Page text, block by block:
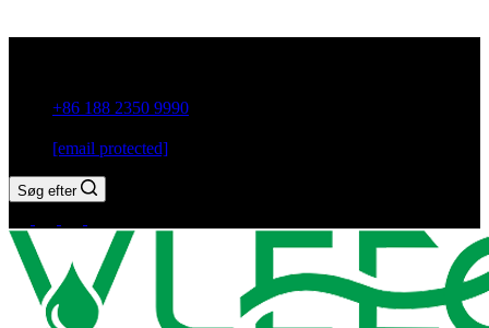
+86 188 2350 9990
[email protected]
Søg efter